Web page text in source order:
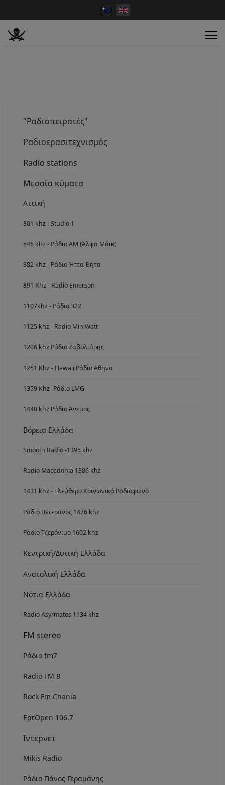
"Ραδιοπειρατές"
Ραδιοερασιτεχνισμός
Radio stations
Μεσαία κύματα
Αττική
801 khz - Studio 1
846 khz - Ράδιο ΑΜ (Άλφα Μάικ)
882 khz - Ράδιο Ήττα-Βήτα
891 Khz - Radio Emerson
1107khz - Ράδιο 322
1125 khz - Radio MiniWatt
1206 khz Ράδιο Ζαβολιάρης
1251 Khz - Hawaii Ράδιο Αθηνα
1359 Khz -Ράδιο LMG
1440 khz Ράδιο Άνεμος
Βόρεια Ελλάδα
Smooth Radio -1395 khz
Radio Macedonia 1386 khz
1431 khz - Ελεύθερο Κοινωνικό Ραδιόφωνο
Ράδιο Βετεράνος 1476 khz
Ράδιο Τζερόνιμο 1602 khz
Κεντρική/Δυτική Ελλάδα
Ανατολική Ελλάδα
Νότια Ελλάδα
Radio Asyrmatos 1134 khz
FM stereo
Ράδιο fm7
Radio FM 8
Rock Fm Chania
ΕρτOpen 106.7
Ιντερνετ
Mikis Radio
Ράδιο Πάνος Γεραμάνης